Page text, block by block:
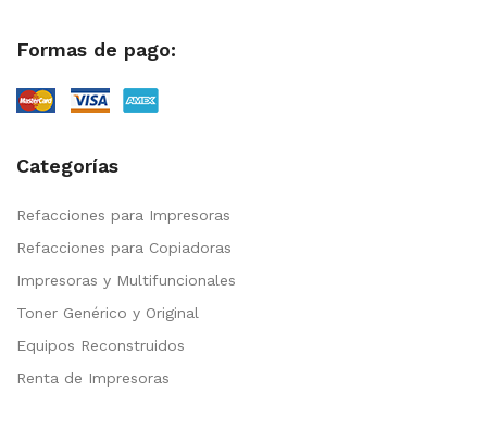
Formas de pago:
Categorías
Refacciones para Impresoras
Refacciones para Copiadoras
Impresoras y Multifuncionales
Toner Genérico y Original
Equipos Reconstruidos
Renta de Impresoras